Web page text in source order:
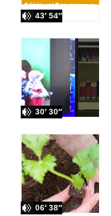
43′ 54″
30′ 30″
06′ 38″